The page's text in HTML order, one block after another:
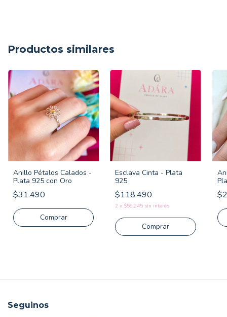
Productos similares
Anillo Pétalos Calados -
Plata 925 con Oro
$31.490
Comprar
Esclava Cinta - Plata
925
$118.490
2 x $59.245 sin interés
Comprar
Seguinos